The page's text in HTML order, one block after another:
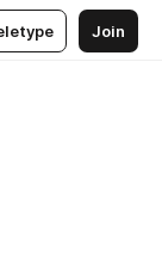
Join